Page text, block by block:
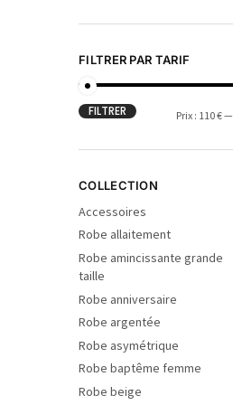
FILTRER PAR TARIF
FILTRER Prix : 110 €—
COLLECTION
Accessoires
Robe allaitement
Robe amincissante grande
taille
Robe anniversaire
Robe argentée
Robe asymétrique
Robe baptême femme
Robe beige